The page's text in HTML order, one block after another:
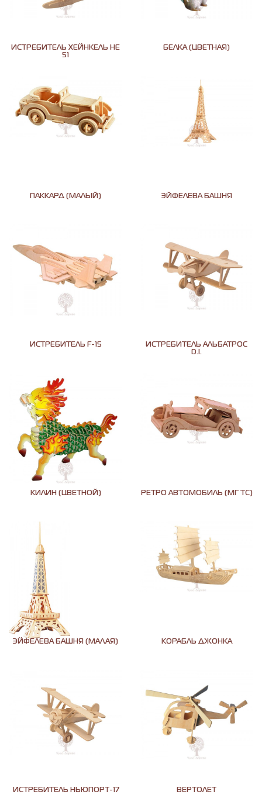
ИСТРЕБИТЕЛЬ ХЕЙНКЕЛЬ HE
51
БЕЛКА (ЦВЕТНАЯ)
ПАККАРД (МАЛЫЙ) ЭЙФЕЛЕВА БАШНЯ
ИСТРЕБИТЕЛЬ F-15
ИСТРЕБИТЕЛЬ АЛЬБАТРОС
D.I.
КИЛИН (ЦВЕТНОЙ) РЕТРО АВТОМОБИЛЬ (МГ ТС)
ЭЙФЕЛЕВА БАШНЯ (МАЛАЯ) КОРАБЛЬ ДЖОНКА
ИСТРЕБИТЕЛЬ НЬЮПОРТ-17 ВЕРТОЛЕТ